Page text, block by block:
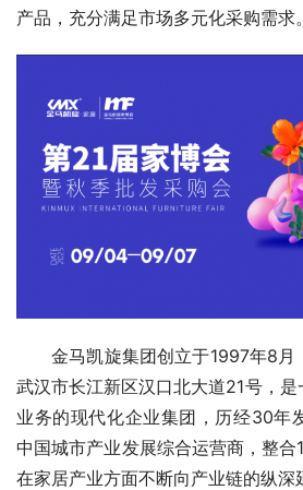
产品，充分满足市场多元化采购需求。
金马凯旋集团创立于1997年8月
武汉市长江新区汉口北大道21号，
业务的现代化企业集团，历经30年
中国城市产业发展综合运营商，整合
在家居产业方面不断向产业链的纵深